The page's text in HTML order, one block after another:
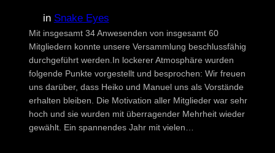
in Snake Eyes
Mit insgesamt 34 Anwesenden von insgesamt 60
Mitgliedern konnte unsere Versammlung beschlussfähig
durchgeführt werden.In lockerer Atmosphäre wurden
folgende Punkte vorgestellt und besprochen: Wir freuen
uns darüber, dass Heiko und Manuel uns als Vorstände
erhalten bleiben. Die Motivation aller Mitglieder war sehr
hoch und sie wurden mit überragender Mehrheit wieder
gewählt. Ein spannendes Jahr mit vielen…